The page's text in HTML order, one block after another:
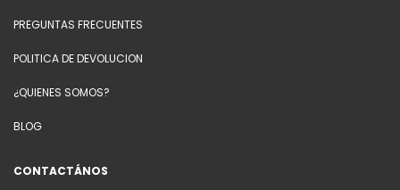
PREGUNTAS FRECUENTES
POLITICA DE DEVOLUCION
¿QUIENES SOMOS?
BLOG
CONTACTÁNOS